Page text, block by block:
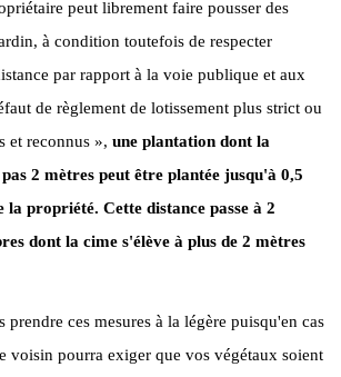
peut librement faire pousser des
à condition toutefois de res­pecter
par rapport à la voie publique et aux
de règlement de lotissement plus strict ou
et recon­nus », une plantation dont la
2 mètres peut être plantée jusqu'à 0,5
la propriété. Cette distance passe à 2
dont la cime s'élève à plus de 2 mètres
prendre ces mesures à la légère puisqu'en cas
voisin pourra exiger que vos végé­taux soient